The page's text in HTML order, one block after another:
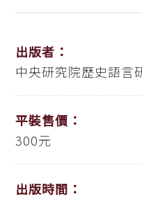
出版者：
中央研究院歷史語言
平裝售價：
300元
出版時間：